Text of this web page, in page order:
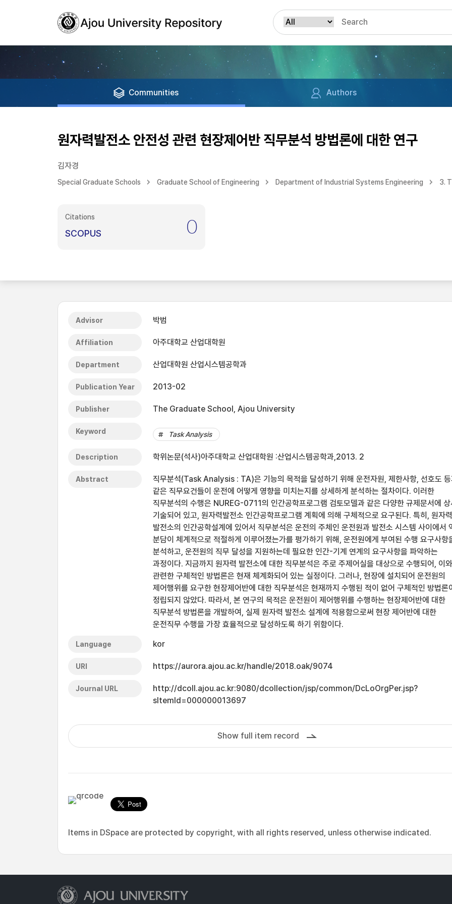
Communities Authors
원자력발전소 안전성 관련 현장제어반 직무분석 방법론에 대한 연구
김자경
Special Graduate Schools Graduate School of Engineering Department of Industrial Systems Engineering 3.
Citations
SCOPUS 0
Advisor 박범
Affiliation 아주대학교 산업대학원
Department 산업대학원 산업시스템공학과
Publication Year 2013-02
Publisher The Graduate School, Ajou University
Keyword Task Analysis
Description 학위논문(석사)아주대학교 산업대학원 :산업시스템공학과,2013. 2
Abstract
직무분석(Task Analysis : TA)은 기능의 목적을 달성하기 위해 운전자원, 제한사항, 선호도
같은 직무요건들이 운전에 어떻게 영향을 미치는지를 상세하게 분석하는 절차이다. 이러한
직무분석의 수행은 NUREG-0711의 인간공학프로그램 검토모델과 같은 다양한 규제문서에 상
기술되어 있고, 원자력발전소 인간공학프로그램 계획에 의해 구체적으로 요구된다. 특히, 원자력
발전소의 인간공학설계에 있어서 직무분석은 운전의 주체인 운전원과 발전소 시스템 사이에서
분담이 체계적으로 적절하게 이루어졌는가를 평가하기 위해, 운전원에게 부여된 수행 요구사항
분석하고, 운전원의 직무 달성을 지원하는데 필요한 인간-기계 연계의 요구사항을 파악하는
과정이다. 지금까지 원자력 발전소에 대한 직무분석은 주로 주제어실을 대상으로 수행되어, 이와
관련한 구체적인 방법론은 현재 체계화되어 있는 실정이다. 그러나, 현장에 설치되어 운전원의
제어행위를 요구한 현장제어반에 대한 직무분석은 현재까지 수행된 적이 없어 구체적인 방법론
정립되지 않았다. 따라서, 본 연구의 목적은 운전원이 제어행위를 수행하는 현장제어반에 대한
직무분석 방법론을 개발하여, 실제 원자력 발전소 설계에 적용함으로써 현장 제어반에 대한
운전직무 수행을 가장 효율적으로 달성하도록 하기 위함이다.
Language kor
URI https://aurora.ajou.ac.kr/handle/2018.oak/9074
Journal URL
http://dcoll.ajou.ac.kr:9080/dcollection/jsp/common/DcLoOrgPer.jsp?
sItemId=000000013697
Show full item record
Items in DSpace are protected by copyright, with all rights reserved, unless otherwise indicated.